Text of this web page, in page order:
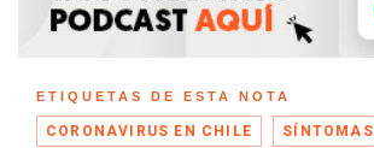
ETIQUETAS DE ESTA NOTA
CORONAVIRUS EN CHILE SÍNTOMAS